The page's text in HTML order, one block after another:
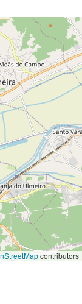
contributors